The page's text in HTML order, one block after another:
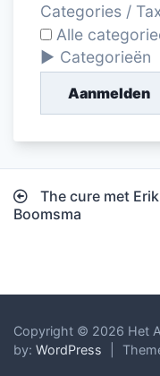
Categories /
Alle
Categorieën
Aanmelden
Bericht
navigatie
The cure met Erik
Boomsma
Copyright © 2026 Het
by: WordPress